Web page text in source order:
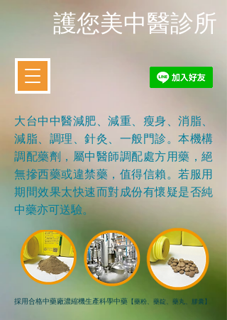
​護您美中醫診所
大台中中醫減肥、減重、瘦身、消脂、
減脂、調理、針灸、一般門診。 本機構
調配藥劑，屬中醫師調配處方用藥，絕
無摻西藥或違禁藥，值得信賴。 若服用
期間效果太快速而對成份有懷疑是否純
中藥亦可送驗。
採用合格中藥廠濃縮機生產科學中藥 【藥粉、藥錠、藥丸、膠囊】